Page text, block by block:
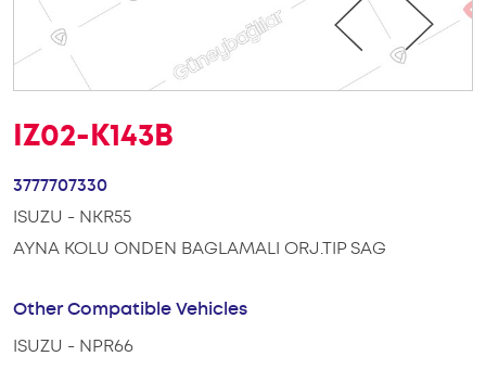
IZ02-K143B
3777707330
ISUZU - NKR55
AYNA KOLU ONDEN BAGLAMALI ORJ.TIP SAG
Other Compatible Vehicles
ISUZU - NPR66